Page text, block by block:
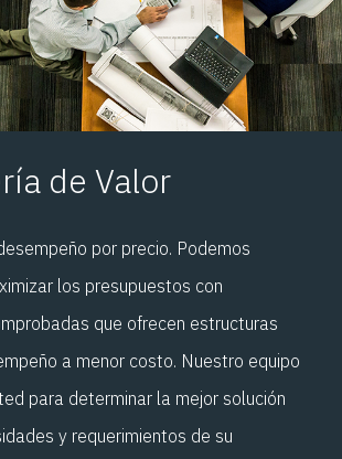
de Valor
por precio. Podemos
los presupuestos con
que ofrecen estructuras
a menor costo. Nuestro equipo
para determinar la mejor solución
y requerimientos de su